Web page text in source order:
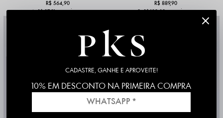
R$ 564,90
com juros
R$ 889,90
com juros
CADASTRE, GANHE E APROVEITE!
10% EM DESCONTO NA PRIMEIRA COMPRA